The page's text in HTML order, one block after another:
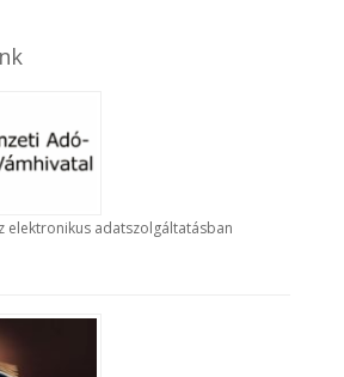
elektronikus adatszolgáltatásban